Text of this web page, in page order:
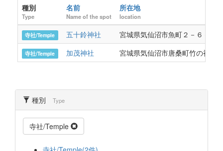
種別
Type
名前
Name of the spot
所在地
location
寺社/Temple 五十鈴神社 宮城県気仙沼市魚町２－６－７
寺社/Temple 加茂神社 宮城県気仙沼市唐桑町竹の袖9
種別 Type
寺社/Temple